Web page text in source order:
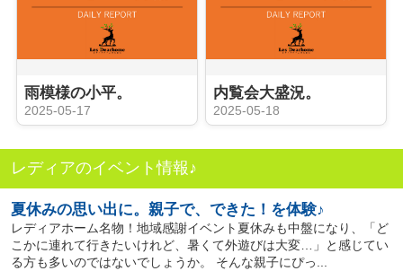
雨模様の小平。
2025-05-17
内覧会大盛況。
2025-05-18
レディアのイベント情報♪
夏休みの思い出に。親子で、できた！を体験♪
レディアホーム名物！地域感謝イベント夏休みも中盤になり、「ど
こかに連れて行きたいけれど、暑くて外遊びは大変…」と感じてい
る方も多いのではないでしょうか。 そんな親子にぴっ...